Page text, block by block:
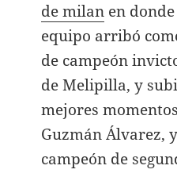
de milan en
equipo arribó
de campeón
de Melipilla, y
mejores
Guzmán Álvarez,
campeón de